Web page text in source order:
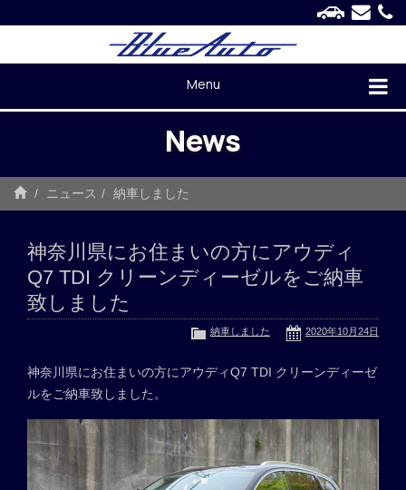
Menu
News
ニュース 納車しました
神奈川県にお住まいの方にアウディ
Q7 TDI クリーンディーゼルをご納車
致しました
2020年10月24日
納車しました
神奈川県にお住まいの方にアウディQ7 TDI クリーンディーゼ
ルをご納車致しました。